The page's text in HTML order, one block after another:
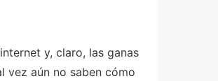
y, claro, las ganas
vez aún no saben cómo